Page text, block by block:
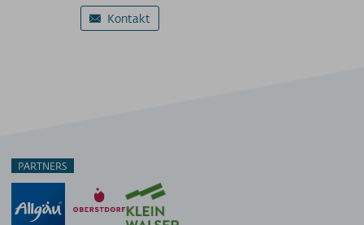
Kontakt
PARTNERS